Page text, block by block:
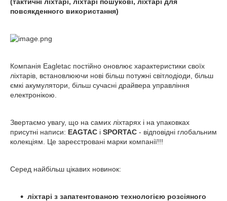
повсякденного використання)
Компанія Eagletac постійно оновлює характеристики своїх
ліхтарів, встановлюючи нові більш потужні світлодіоди, більш
ємкі акумулятори, більш сучасні драйвера управління
електронікою.
Звертаємо увагу, що на самих ліхтарях і на упаковках
присутні написи: EAGTAC і SPORTAC - відповідні глобальним
колекціям. Це зареєстровані марки компанії!!!
Серед найбільш цікавих новинок:
ліхтарі з запатентованою технологією розсіяного